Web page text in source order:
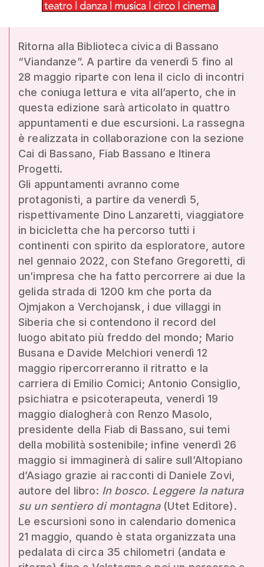
Ritorna alla Biblioteca civica di Bassano
“Viandanze”. A partire da venerdì 5 fino al
28 maggio riparte con lena il ciclo di incontri
che coniuga lettura e vita all’aperto, che in
questa edizione sarà articolato in quattro
appuntamenti e due escursioni. La rassegna
è realizzata in collaborazione con la sezione
Cai di Bassano, Fiab Bassano e Itinera
Progetti.
Gli appuntamenti avranno come
protagonisti, a partire da venerdì 5,
rispettivamente Dino Lanzaretti, viaggiatore
in bicicletta che ha percorso tutti i
continenti con spirito da esploratore, autore
nel gennaio 2022, con Stefano Gregoretti, di
un’impresa che ha fatto percorrere ai due la
gelida strada di 1200 km che porta da
Ojmjakon a Verchojansk, i due villaggi in
Siberia che si contendono il record del
luogo abitato più freddo del mondo; Mario
Busana e Davide Melchiori venerdì 12
maggio ripercorreranno il ritratto e la
carriera di Emilio Comici; Antonio Consiglio,
psichiatra e psicoterapeuta, venerdì 19
maggio dialogherà con Renzo Masolo,
presidente della Fiab di Bassano, sui temi
della mobilità sostenibile; infine venerdì 26
maggio si immaginerà di salire sull’Altopiano
d’Asiago grazie ai racconti di Daniele Zovi,
autore del libro: In bosco. Leggere la natura
su un sentiero di montagna(Utet Editore).
Le escursioni sono in calendario domenica
21 maggio, quando è stata organizzata una
pedalata di circa 35 chilometri (andata e